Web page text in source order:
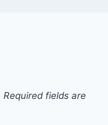
Required fields are